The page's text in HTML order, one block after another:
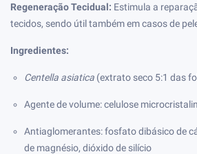
Regeneração Tecidual: Estimula a
tecidos, sendo útil também em casos de
Ingredientes:
Centella asiatica (extrato seco 5:1 das
Agente de volume: celulose
Antiaglomerantes: fosfato dibásico de
de magnésio, dióxido de silício